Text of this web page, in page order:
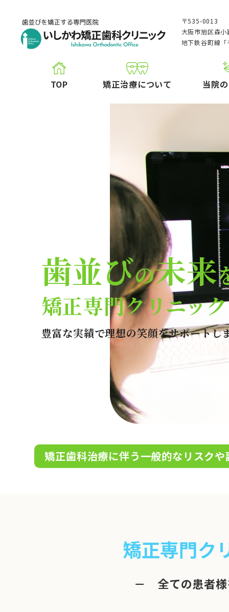
〒535-0013
大阪市旭区森
地下鉄谷町線
TOP 矯正治療について 当院
歯並びの未来
矯正専門クリニック
豊富な実績で理想の笑顔をサポートし
矯正歯科治療に伴う一般的なリスク
矯正専門ク
－ 全ての患者